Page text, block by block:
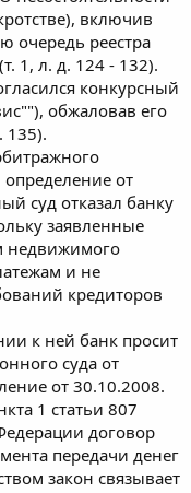
включив
очередь реестра
1, л. д. 124 - 132).
конкурсный
обжаловав его
135).
от
суд отказал банку
заявленные
недвижимого
и не
кредиторов
к ней банк просит
суда от
от 30.10.2008.
1 статьи 807
договор
передачи денег
закон связывает